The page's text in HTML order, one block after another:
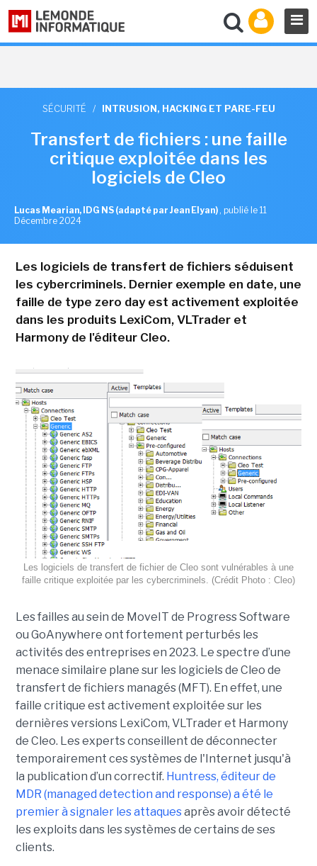
SÉCURITÉ / INTRUSION, HACKING ET PARE-FEU
Transfert de fichiers : une faille
critique exploitée dans les
logiciels de Cleo
Lucas Mearian, IDG NS (adapté par Jean Elyan) , publié le 11
Décembre 2024
Les logiciels de transfert de fichiers séduisent
les cybercriminels. Dernier exemple en date, une
faille de type zero day est activement exploitée
dans les produits LexiCom, VLTrader et
Harmony de l'éditeur Cleo.
Les logiciels de transfert de fichier de Cleo sont vulnérables à une
faille critique exploitée par les cybercriminels. (Crédit Photo : Cleo)
Les failles au sein de MoveIT de Progress Software
ou GoAnywhere ont fortement perturbés les
activités des entreprises en 2023. Le spectre d’une
menace similaire plane sur les logiciels de Cleo de
transfert de fichiers managés (MFT). En effet, une
faille critique est activement exploitée sur les
dernières versions LexiCom, VLTrader et Harmony
de Cleo. Les experts conseillent de déconnecter
temporairement ces systèmes de l'Internet jusqu'à
la publication d’un correctif. Huntress, éditeur de
MDR (managed detection and response) a été le
premier à signaler les attaquesaprès avoir détecté
les exploits dans les systèmes de certains de ses
clients.